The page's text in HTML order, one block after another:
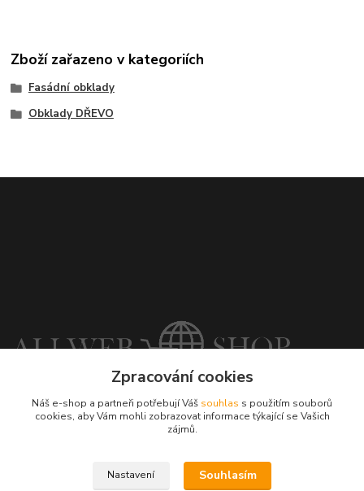
Zboží zařazeno v kategoriích
Fasádní obklady
Obklady DŘEVO
+421948710709
Po-So 7:00-18:00
Zpracování cookies
Náš e-shop a partneři potřebují Váš souhlas s použitím souborů
cookies, aby Vám mohli zobrazovat informace týkající se Vašich
zájmů.
Nastavení Souhlasím